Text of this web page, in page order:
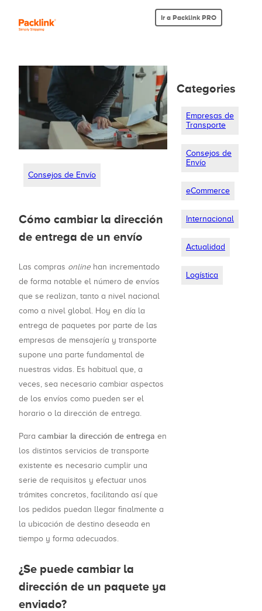
Ir a Packlink PRO
Consejos de Envío
Cómo cambiar la dirección
de entrega de un envío
Las compras onlinehan incrementado
de forma notable el número de envíos
que se realizan, tanto a nivel nacional
como a nivel global. Hoy en día la
entrega de paquetes por parte de las
empresas de mensajería y transporte
supone una parte fundamental de
nuestras vidas. Es habitual que, a
veces, sea necesario cambiar aspectos
de los envíos como pueden ser el
horario o la dirección de entrega.
Para cambiar la dirección de entrega en
los distintos servicios de transporte
existente es necesario cumplir una
serie de requisitos y efectuar unos
trámites concretos, facilitando así que
los pedidos puedan llegar finalmente a
la ubicación de destino deseada en
tiempo y forma adecuados.
¿Se puede cambiar la
dirección de un paquete ya
enviado?
Categories
Empresas de
Transporte
Consejos de
Envío
eCommerce
Internacional
Actualidad
Logística